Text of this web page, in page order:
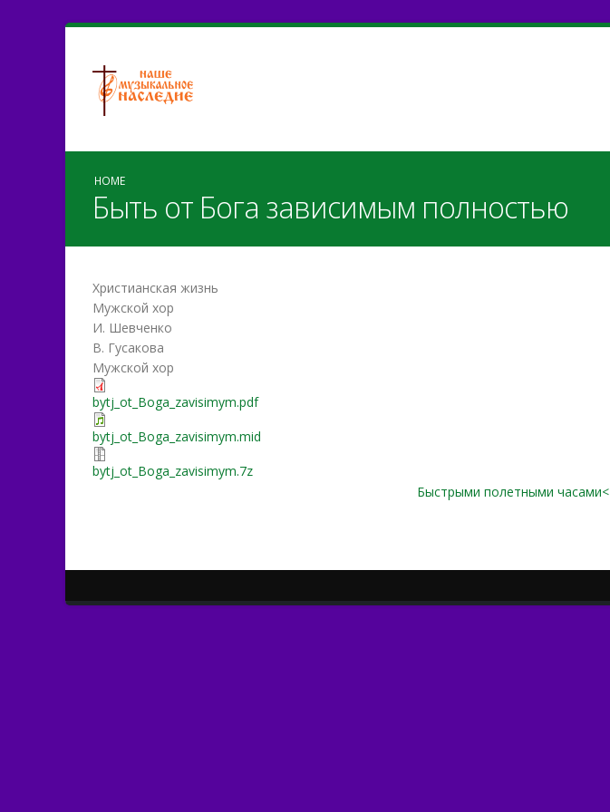
HOME
Быть от Бога зависимым полностью
Христианская жизнь
Мужской хор
И. Шевченко
В. Гусакова
Мужской хор
bytj_ot_Boga_zavisimym.pdf
bytj_ot_Boga_zavisimym.mid
bytj_ot_Boga_zavisimym.7z
Быстрыми полетными часами<